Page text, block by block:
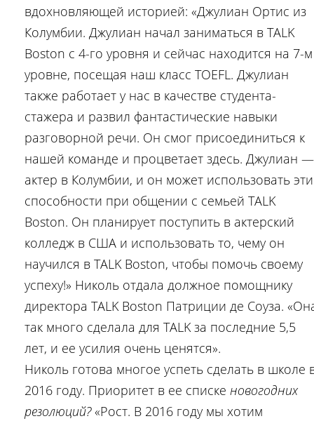
вдохновляющей историей: «Джулиан Ортис из
Колумбии. Джулиан начал заниматься в TALK
Boston с 4-го уровня и сейчас находится на 7-м
уровне, посещая наш класс TOEFL. Джулиан
также работает у нас в качестве студента-
стажера и развил фантастические навыки
разговорной речи. Он смог присоединиться к
нашей команде и процветает здесь. Джулиан —
актер в Колумбии, и он может использовать эти
способности при общении с семьей TALK
Boston. Он планирует поступить в актерский
колледж в США и использовать то, чему он
научился в TALK Boston, чтобы помочь своему
успеху!» Николь отдала должное помощнику
директора TALK Boston Патриции де Соуза.
так много сделала для TALK за последние 5,5
лет, и ее усилия очень ценятся».
Николь готова многое успеть сделать в школе
2016 году. Приоритет в ее списке новогодних
резолюций?«Рост. В 2016 году мы хотим